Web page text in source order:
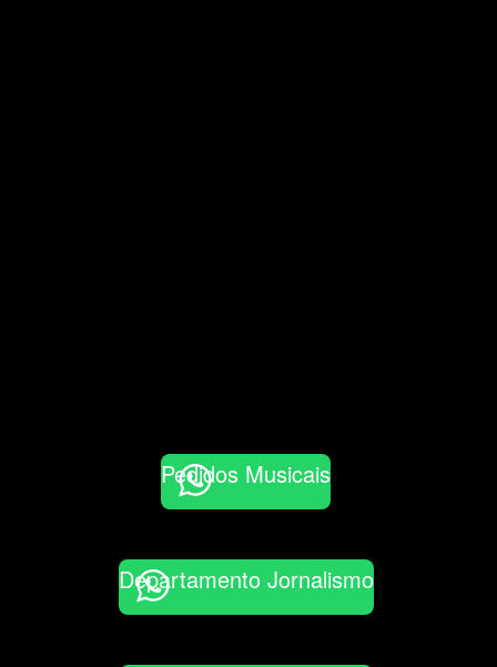
Pedidos Musicais
Departamento Jornalismo